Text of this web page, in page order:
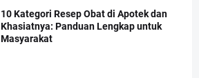
10 Kategori Resep Obat di Apotek dan
Khasiatnya: Panduan Lengkap untuk
Masyarakat